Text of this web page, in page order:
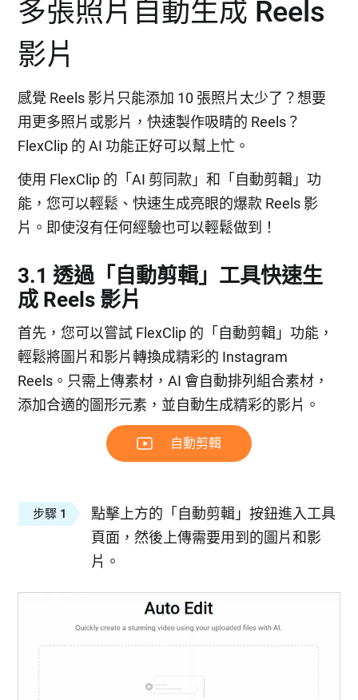
多張照片自動生成 Reels
影片
感覺 Reels 影片只能添加 10 張照片太少了？想要
用更多照片或影片，快速製作吸睛的 Reels？
FlexClip 的 AI 功能正好可以幫上忙。
使用 FlexClip 的「AI 剪同款」和「自動剪輯」功
能，您可以輕鬆、快速生成亮眼的爆款 Reels 影
片。即使沒有任何經驗也可以輕鬆做到！
3.1 透過「自動剪輯」工具快速生
成 Reels 影片
首先，您可以嘗試 FlexClip 的「自動剪輯」功能，
輕鬆將圖片和影片轉換成精彩的 Instagram
Reels。只需上傳素材，AI 會自動排列組合素材，
添加合適的圖形元素，並自動生成精彩的影片。
自動剪輯
步驟 1
點擊上方的「自動剪輯」按鈕進入工具
頁面，然後上傳需要用到的圖片和影
片。